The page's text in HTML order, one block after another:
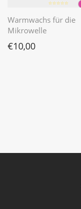
⭐️⭐️⭐️⭐️⭐️
Warmwachs für die
Mikrowelle
€10,00